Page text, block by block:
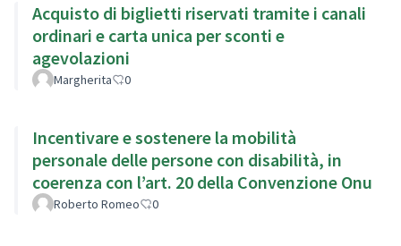
Acquisto di biglietti riservati tramite i canali
ordinari e carta unica per sconti e
agevolazioni
Margherita 0
Incentivare e sostenere la mobilità
personale delle persone con disabilità, in
coerenza con l’art. 20 della Convenzione Onu
Roberto Romeo 0